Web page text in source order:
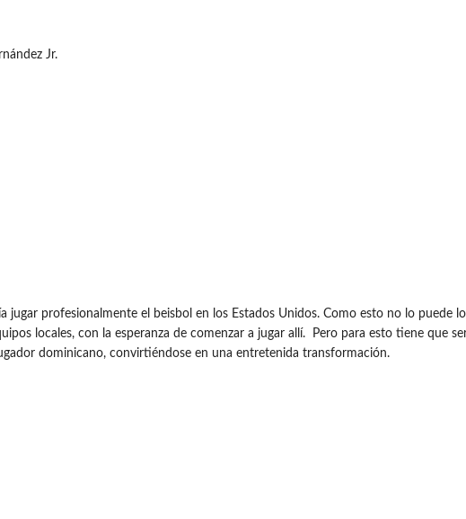
Jr.
profesionalmente el beisbol en los Estados Unidos. Como esto no lo puede
locales, con la esperanza de comenzar a jugar allí. Pero para esto tiene que
dominicano, convirtiéndose en una entretenida transformación.